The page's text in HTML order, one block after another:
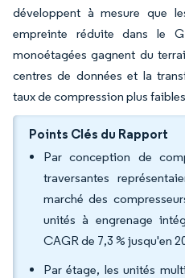
développent à mesure que
empreinte réduite dans le
monoétagées gagnent du
centres de données et la
taux de compression plus
Points Clés du Rapport
Par conception de
traversantes
marché des
unités à engrenage
CAGR de 7,3 % jusqu'en
Par étage, les unités